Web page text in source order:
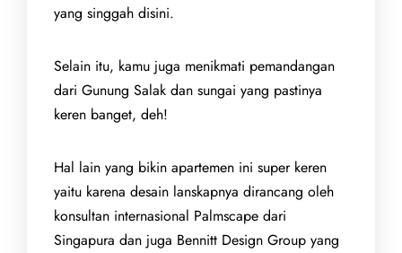
yang singgah disini.
Selain itu, kamu juga menikmati pemandangan
dari Gunung Salak dan sungai yang pastinya
keren banget, deh!
Hal lain yang bikin apartemen ini super keren
yaitu karena desain lanskapnya dirancang oleh
konsultan internasional Palmscape dari
Singapura dan juga Bennitt Design Group yang